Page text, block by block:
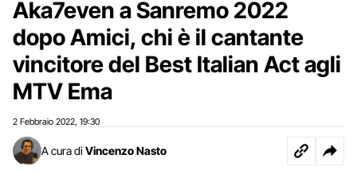
Aka7even a Sanremo 2022
dopo Amici, chi è il cantante
vincitore del Best Italian Act agli
MTV Ema
2 Febbraio 2022 19:30
A cura di Vincenzo Nasto